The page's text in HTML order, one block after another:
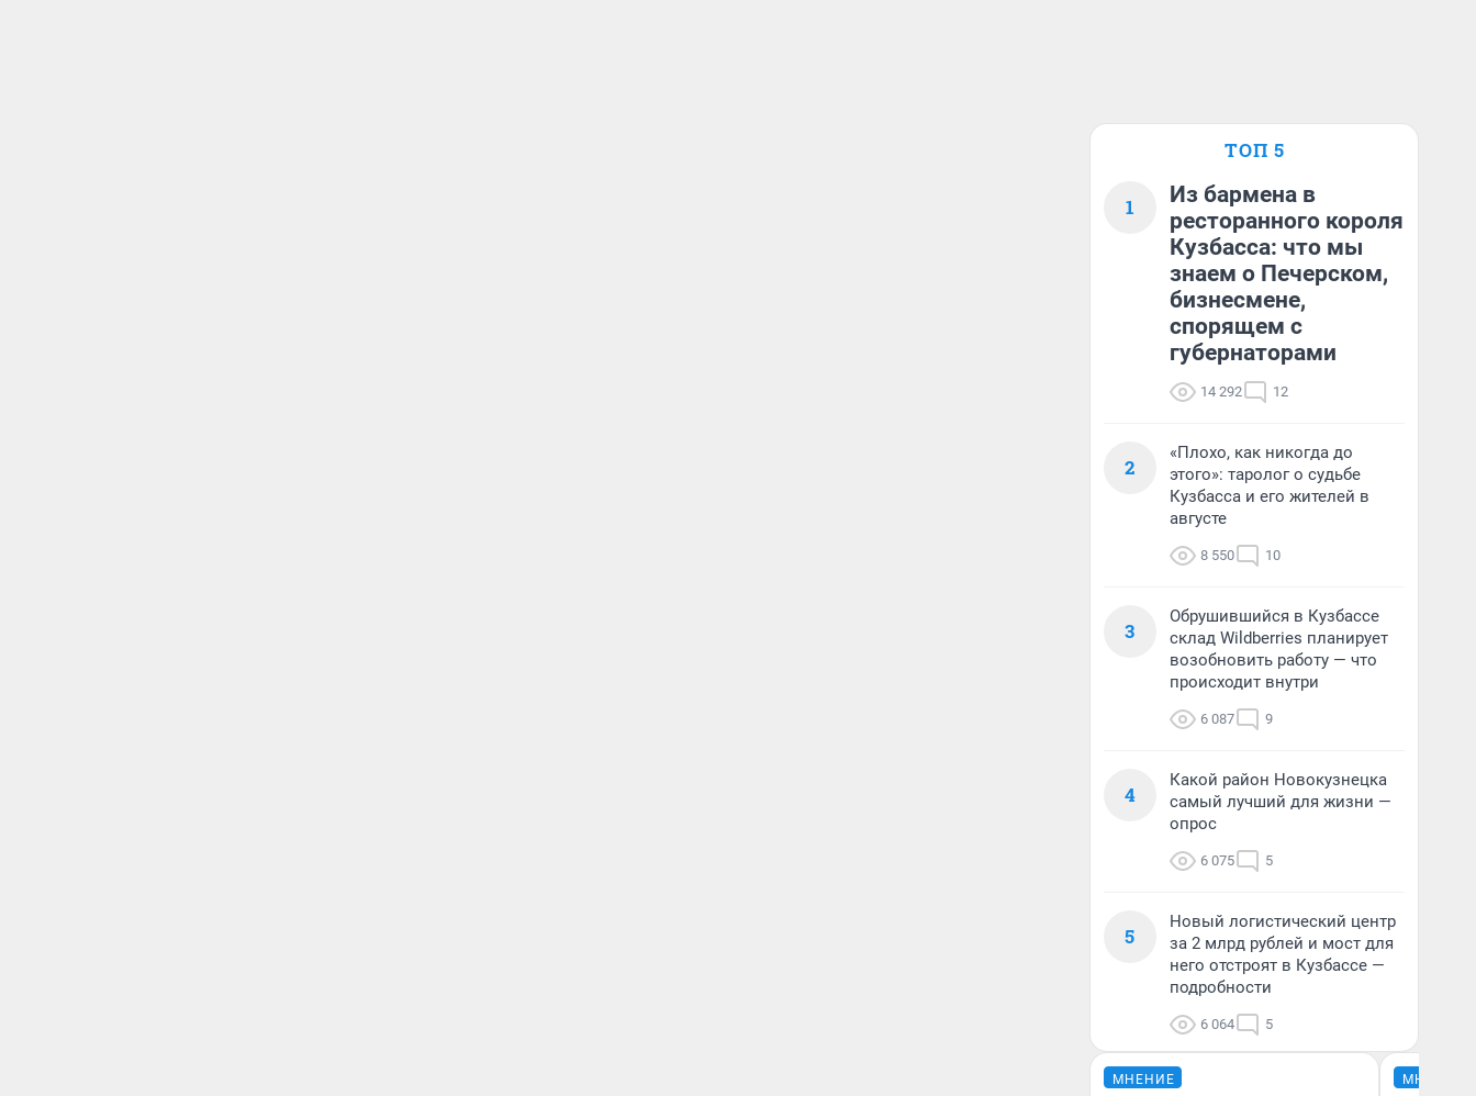
ТОП 5
1
Из бармена в
ресторанного короля
Кузбасса: что мы
знаем о Печерском,
бизнесмене,
спорящем с
губернаторами
14 292 12
2
«Плохо, как никогда до
этого»: таролог о судьбе
Кузбасса и его жителей в
августе
8 550 10
3
Обрушившийся в Кузбассе
склад Wildberries планирует
возобновить работу — что
происходит внутри
6 087 9
4
Какой район Новокузнецка
самый лучший для жизни —
опрос
6 075 5
5
Новый логистический центр
за 2 млрд рублей и мост для
него отстроят в Кузбассе —
подробности
6 064 5
МНЕНИЕ МНЕНИЕ